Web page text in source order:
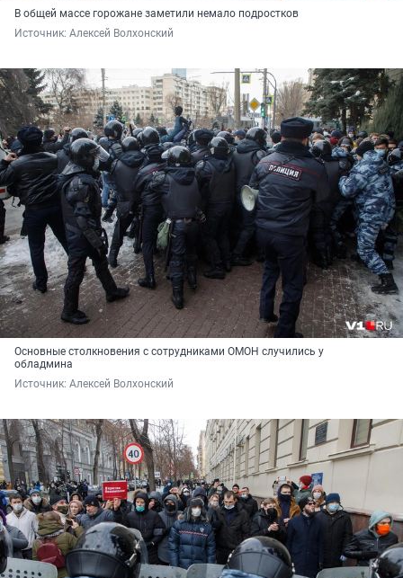
В общей массе горожане заметили немало подростков
Источник: Алексей Волхонский
Основные столкновения с сотрудниками ОМОН случились у
обладмина
Источник: Алексей Волхонский